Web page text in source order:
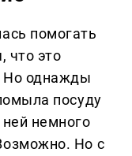
помогать
что это
Но однажды
посуду
немного
Но с